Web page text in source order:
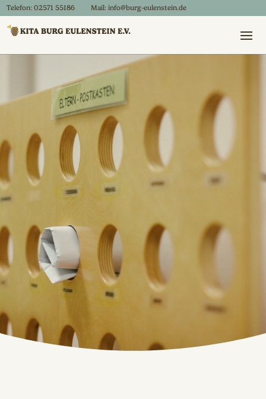
Telefon:02571 55186 Mail:info@burg-eulenstein.de